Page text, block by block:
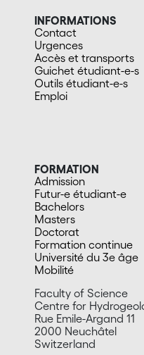
INFORMATIONS
Contact
Urgences
Accès et transports
Guichet étudiant-e-s
Outils étudiant-e-s
Emploi
FORMATION
Admission
Futur-e étudiant-e
Bachelors
Masters
Doctorat
Formation continue
Université du 3e âge
Mobilité
Faculty of Science
Centre for
Rue Emile-Argand 11
2000 Neuchâtel
Switzerland